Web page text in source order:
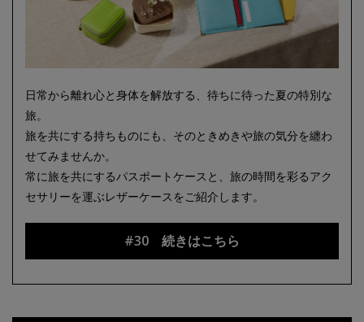
日常から離れ心と身体を解放する、待ちに待った夏の特別な
旅。
旅を共にする持ちものにも、そのときめきや旅の気分を纏わ
せてみませんか。
常に旅を共にするパスポートケースと、旅の時間を彩るアク
セサリーを運ぶレザーケースをご紹介します。
#30 続きはこちら